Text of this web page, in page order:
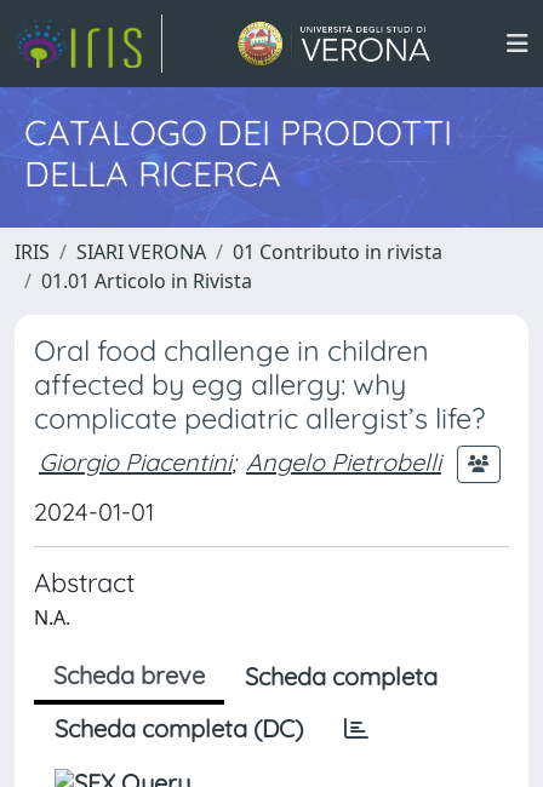
CATALOGO DEI PRODOTTI
DELLA RICERCA
IRIS SIARI VERONA
01 Contributo in rivista
01.01 Articolo in Rivista
Oral food challenge in children
affected by egg allergy: why
complicate pediatric allergist’s life?
Giorgio Piacentini; Angelo Pietrobelli
2024-01-01
Abstract
N.A.
Scheda breve
Scheda completa
Scheda completa (DC)